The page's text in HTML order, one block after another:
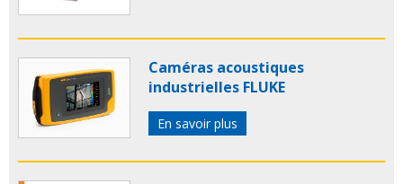
Caméras acoustiques
industrielles FLUKE
En savoir plus